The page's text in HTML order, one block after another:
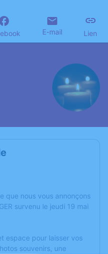
E-mail Lien
que nous vous annonçons
survenu le jeudi 19 mai
espace pour laisser vos
souvenirs, une